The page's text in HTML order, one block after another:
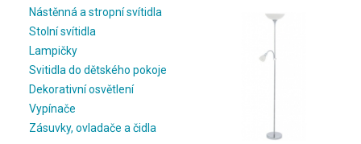
Nástěnná a stropní svítidla
Stolní svítidla
Lampičky
Svitidla do dětského pokoje
Dekorativní osvětlení
Vypínače
Zásuvky, ovladače a čidla